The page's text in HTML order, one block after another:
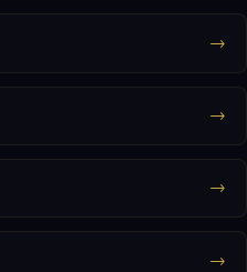
→
→
→
→